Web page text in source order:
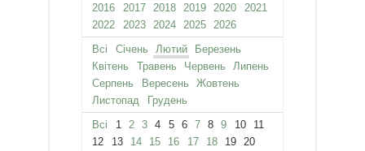
2016
2017 2018 2019 2020
2021
2022
2023 2024 2025
2026
Всі
Січень Лютий
Березень
Квітень
Травень Червень
Липень
Серпень
Вересень
Жовтень
Листопад
Грудень
Всі
1 2 3 4 5 6 7 8 9 10
11
12
13 14 15 16 17 18 19
20